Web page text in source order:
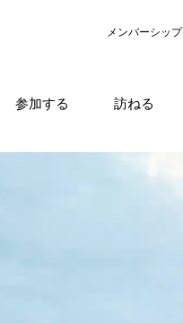
メンバーシップ
参加する 訪ねる